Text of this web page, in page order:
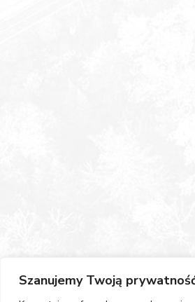
Szanujemy Twoją